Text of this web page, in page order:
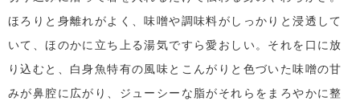
ほろりと身離れがよく、味噌や調味料がしっかりと浸透して
いて、ほのかに立ち上る湯気ですら愛おしい。それを口に放
り込むと、白身魚特有の風味とこんがりと色づいた味噌の甘
みが鼻腔に広がり、ジューシーな脂がそれらをまろやかに整